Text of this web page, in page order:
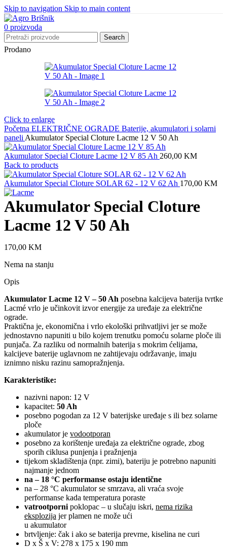
Skip to navigation Skip to main content
0 proizvoda
Search
Prodano
Click to enlarge
Početna ELEKTRIČNE OGRADE Baterije, akumulatori i solarni
paneli Akumulator Special Cloture Lacme 12 V 50 Ah
Akumulator Special Cloture Lacme 12 V 85 Ah 260,00 KM
Back to products
Akumulator Special Cloture SOLAR 62 - 12 V 62 Ah 170,00 KM
Akumulator Special Cloture
Lacme 12 V 50 Ah
170,00 KM
Nema na stanju
Opis
Akumulator Lacme 12 V – 50 Ah posebna kalcijeva baterija tvrtke
Lacmé vrlo je učinkovit izvor energije za uređaje za električne
ograde.
Praktična je, ekonomična i vrlo ekološki prihvatljivi jer se može
jednostavno napuniti u bilo kojem trenutku pomoću solarne ploče ili
punjača. Za razliku od normalnih baterija s mokrim ćelijama,
kalcijeve baterije uglavnom ne zahtijevaju održavanje, imaju
iznimno nisku razinu samopražnjenja.
Karakteristike:
nazivni napon: 12 V
kapacitet: 50 Ah
posebno pogodan za 12 V baterijske uređaje s ili bez solarne
ploče
akumulator je vodootporan
posebno za korištenje uređaja za električne ograde, zbog
sporih ciklusa punjenja i pražnjenja
tijekom skladištenja (npr. zimi), bateriju je potrebno napuniti
najmanje jednom
na – 18 °C performanse ostaju identične
na – 28 °C akumulator se smrzava, ali vraća svoje
performanse kada temperatura poraste
vatrootporni poklopac – u slučaju iskri, nema rizika
eksplozija jer plamen ne može ući
u akumulator
brtvljenje: čak i ako se baterija prevrne, kiselina ne curi
D x Š x V: 278 x 175 x 190 mm